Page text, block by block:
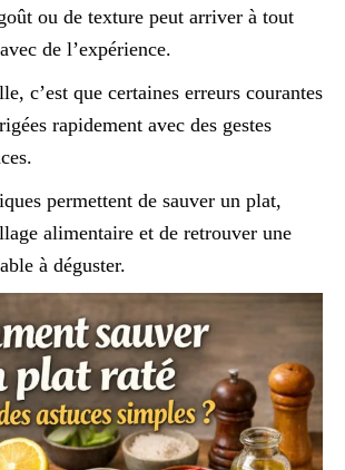
ou de texture peut arriver à tout
de l’expérience.
c’est que certaines erreurs courantes
rapidement avec des gestes
permettent de sauver un plat,
alimentaire et de retrouver une
à déguster.